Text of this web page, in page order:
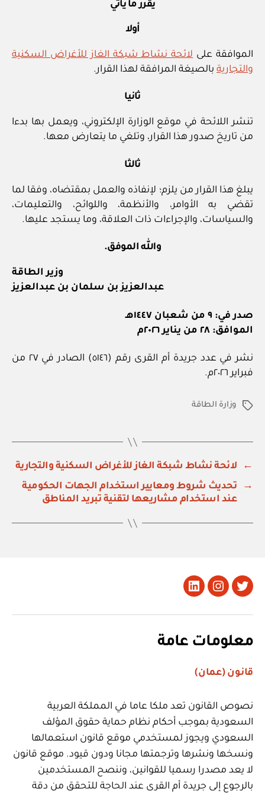
يقرر ما يأتي
أولا‏
الموافقة على لائحة نشاط شبكة الغاز للأغراض السكنية
والتجارية بالصيغة المرافقة لهذا القرار.
ثانيا‏
تنشر اللائحة في موقع الوزارة الإلكتروني، ويعمل بها بدءا
من تاريخ صدور هذا القرار، وتلغي ما يتعارض معها.
ثالثا‏
يبلغ هذا القرار من يلزم؛ لإنفاذه والعمل بمقتضاه، وفقا لما
تقضي به الأوامر، والأنظمة، واللوائح، والتعليمات،
والسياسات، والإجراءات ذات العلاقة، وما يستجد عليها.
والله الموفق.
وزير الطاقة
عبدالعزيز بن سلمان بن عبدالعزيز
صدر في: ٩ من شعبان ١٤٤٧هـ
الموافق: ٢٨ من يناير ٢٠٢٦م
نشر في عدد جريدة أم القرى رقم (٥١٤٦) الصادر في ٢٧ من
فبراير ٢٠٢٦م.
الوسوموزارة الطاقة
←
لائحة نشاط شبكة الغاز للأغراض السكنية والتجارية
→
تحديث شروط ومعايير استخدام الجهات الحكومية
عند استخدام مشاريعها لتقنية تبريد المناطق
تويتر Instagram
LinkedIn
معلومات عامة
قانون (عمان)
نصوص القانون تعد ملكا عاما في المملكة العربية
السعودية بموجب أحكام نظام حماية حقوق المؤلف
السعودي ويجوز لمستخدمي موقع قانون استعمالها
ونسخها ونشرها وترجمتها مجانا ودون قيود. موقع قانون
لا يعد مصدرا رسميا للقوانين، وننصح المستخدمين
بالرجوع إلى جريدة أم القرى عند الحاجة للتحقق من دقة